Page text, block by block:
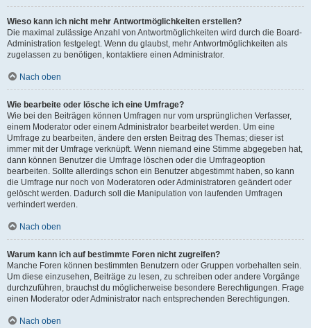
Wieso kann ich nicht mehr Antwortmöglichkeiten erstellen?
Die maximal zulässige Anzahl von Antwortmöglichkeiten wird durch die Board-
Administration festgelegt. Wenn du glaubst, mehr Antwortmöglichkeiten als
zugelassen zu benötigen, kontaktiere einen Administrator.
Nach oben
Wie bearbeite oder lösche ich eine Umfrage?
Wie bei den Beiträgen können Umfragen nur vom ursprünglichen Verfasser,
einem Moderator oder einem Administrator bearbeitet werden. Um eine
Umfrage zu bearbeiten, ändere den ersten Beitrag des Themas; dieser ist
immer mit der Umfrage verknüpft. Wenn niemand eine Stimme abgegeben hat,
dann können Benutzer die Umfrage löschen oder die Umfrageoption
bearbeiten. Sollte allerdings schon ein Benutzer abgestimmt haben, so kann
die Umfrage nur noch von Moderatoren oder Administratoren geändert oder
gelöscht werden. Dadurch soll die Manipulation von laufenden Umfragen
verhindert werden.
Nach oben
Warum kann ich auf bestimmte Foren nicht zugreifen?
Manche Foren können bestimmten Benutzern oder Gruppen vorbehalten sein.
Um diese einzusehen, Beiträge zu lesen, zu schreiben oder andere Vorgänge
durchzuführen, brauchst du möglicherweise besondere Berechtigungen. Frage
einen Moderator oder Administrator nach entsprechenden Berechtigungen.
Nach oben